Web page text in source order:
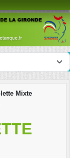
Mixte